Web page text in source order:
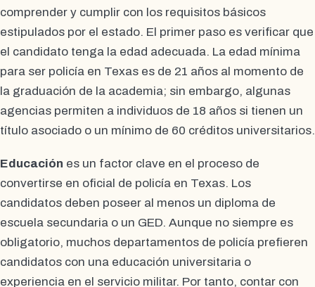
comprender y cumplir con los requisitos básicos
estipulados por el estado. El primer paso es verificar que
el candidato tenga la edad adecuada. La edad mínima
para ser policía en Texas es de 21 años al momento de
la graduación de la academia; sin embargo, algunas
agencias permiten a individuos de 18 años si tienen un
título asociado o un mínimo de 60 créditos universitarios.
Educación es un factor clave en el proceso de
convertirse en oficial de policía en Texas. Los
candidatos deben poseer al menos un diploma de
escuela secundaria o un GED. Aunque no siempre es
obligatorio, muchos departamentos de policía prefieren
candidatos con una educación universitaria o
experiencia en el servicio militar. Por tanto, contar con